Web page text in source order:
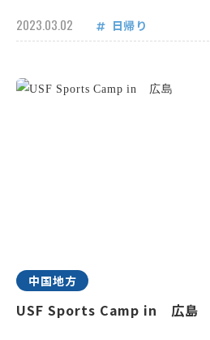
2023.03.02 日帰り
中国地方
USF Sports Camp in 広島